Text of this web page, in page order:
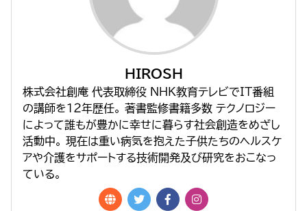
HIROSH
株式会社創庵 代表取締役 NHK教育テレビでIT番組
の講師を１２年歴任。 著書監修書籍多数 テクノロジー
によって誰もが豊かに幸せに暮らす社会創造をめざし
活動中。 現在は重い病気を抱えた子供たちのヘルスケ
アや介護をサポートする技術開発及び研究をおこなっ
ている。